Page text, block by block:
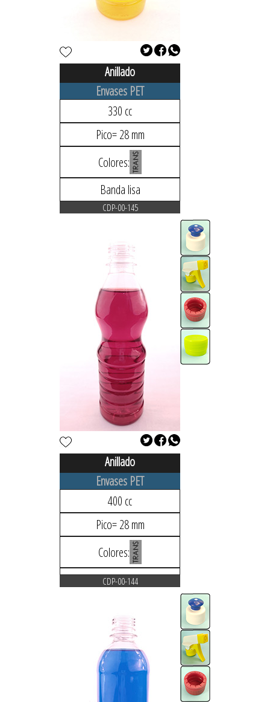
Anillado
Envases PET
330 cc
Pico= 28 mm
Colores:
Banda lisa
CDP-00-145
Anillado
Envases PET
400 cc
Pico= 28 mm
Colores:
CDP-00-144